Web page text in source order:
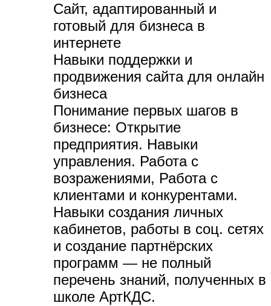
Сайт, адаптированный и
готовый для бизнеса в
интернете
Навыки поддержки и
продвижения сайта для онлайн
бизнеса
Понимание первых шагов в
бизнесе: Открытие
предприятия. Навыки
управления. Работа с
возражениями, Работа с
клиентами и конкурентами.
Навыки создания личных
кабинетов, работы в соц. сетях
и создание партнёрских
программ — не полный
перечень знаний, полученных в
школе АртКДС.